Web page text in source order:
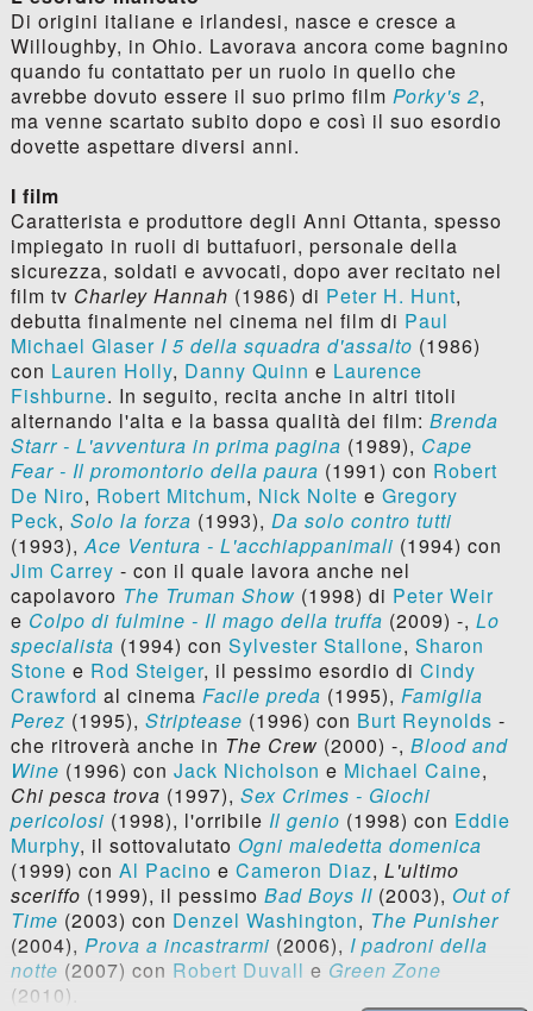
Di origini italiane e irlandesi, nasce e cresce a
Willoughby, in Ohio. Lavorava ancora come bagnino
quando fu contattato per un ruolo in quello che
avrebbe dovuto essere il suo primo film Porky's 2,
ma venne scartato subito dopo e così il suo esordio
dovette aspettare diversi anni.
I film
Caratterista e produttore degli Anni Ottanta, spesso
impiegato in ruoli di buttafuori, personale della
sicurezza, soldati e avvocati, dopo aver recitato nel
film tv Charley Hannah (1986) di Peter H. Hunt,
debutta finalmente nel cinema nel film di Paul
Michael Glaser I 5 della squadra d'assalto (1986)
con Lauren Holly, Danny Quinn e Laurence
Fishburne. In seguito, recita anche in altri titoli
alternando l'alta e la bassa qualità dei film: Brenda
Starr - L'avventura in prima pagina (1989), Cape
Fear - Il promontorio della paura (1991) con Robert
De Niro, Robert Mitchum, Nick Nolte e Gregory
Peck, Solo la forza (1993), Da solo contro tutti
(1993),Ace Ventura - L'acchiappanimali (1994) con
Jim Carrey - con il quale lavora anche nel
capolavoro The Truman Show (1998) di Peter Weir
e Colpo di fulmine - Il mago della truffa (2009) -, Lo
specialista (1994) con Sylvester Stallone, Sharon
Stone e Rod Steiger, il pessimo esordio di Cindy
Crawford al cinema Facile preda (1995), Famiglia
Perez (1995), Striptease (1996) con Burt Reynolds -
che ritroverà anche in The Crew (2000) -, Blood and
Wine (1996) con Jack Nicholson e Michael Caine,
Chi pesca trova (1997), Sex Crimes - Giochi
pericolosi (1998), l'orribile Il genio (1998) con Eddie
Murphy, il sottovalutato Ogni maledetta domenica
(1999) con Al Pacino e Cameron Diaz, L'ultimo
sceriffo (1999), il pessimo Bad Boys II(2003), Out of
Time (2003) con Denzel Washington, The Punisher
(2004), Prova a incastrarmi (2006), I padroni della
notte (2007) con Robert Duvall e Green Zone
(2010).